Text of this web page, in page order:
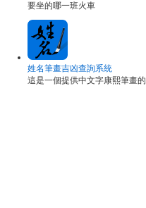
要坐的哪一班火車
姓名筆畫吉凶查詢系統
這是一個提供中文字康熙筆畫